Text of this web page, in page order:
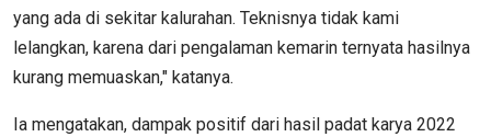
yang ada di sekitar kalurahan. Teknisnya tidak kami
lelangkan, karena dari pengalaman kemarin ternyata hasilnya
kurang memuaskan," katanya.
Ia mengatakan, dampak positif dari hasil padat karya 2022